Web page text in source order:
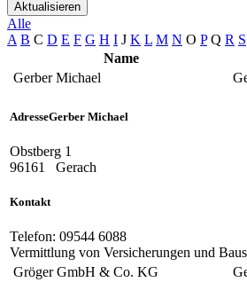
Aktualisieren
Alle
A B C D E F G H I J K L M N O P Q R S
Name
Gerber Michael
AdresseGerber Michael
Obstberg 1
96161
Gerach
Kontakt
Telefon: 09544 6088
Vermittlung von Versicherungen und
Gröger GmbH & Co. KG